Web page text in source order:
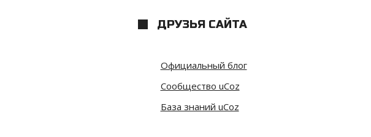
ДРУЗЬЯ САЙТА
Официальный блог
Сообщество uCoz
База знаний uCoz